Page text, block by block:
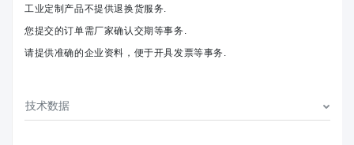
工业定制产品不提供退换货服务.
您提交的订单需厂家确认交期等事务.
请提供准确的企业资料，便于开具发票等事务.
技术数据